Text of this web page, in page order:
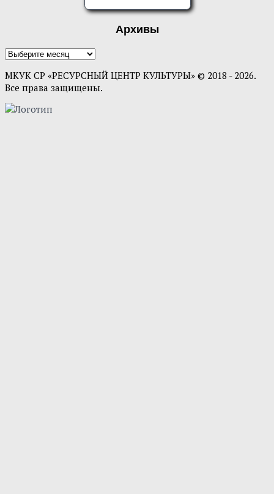
Архивы
Архивы
МКУК СР «РЕСУРСНЫЙ ЦЕНТР КУЛЬТУРЫ» © 2018 - 2026.
Все права защищены.